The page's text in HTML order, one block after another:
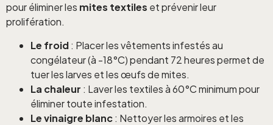
pour éliminer les mites textiles et prévenir leur
prolifération.
Le froid: Placer les vêtements infestés au
congélateur (à -18°C) pendant 72 heures permet de
tuer les larves et les œufs de mites.
La chaleur : Laver les textiles à 60°C minimum pour
éliminer toute infestation.
Le vinaigre blanc: Nettoyer les armoires et les